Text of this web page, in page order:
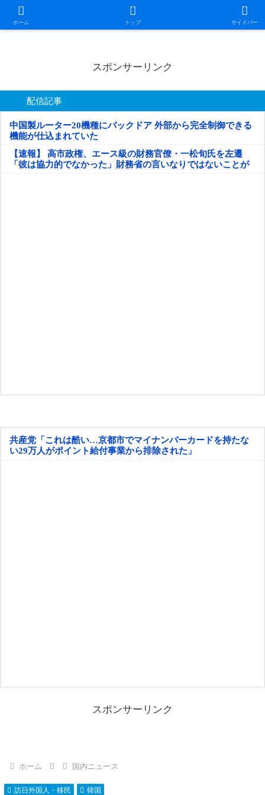
ホーム トップ サイドバー
日本第一！ニュース録
スポンサーリンク
配信記事
中国製ルーター20機種にバックドア 外部から完全制御できる
機能が仕込まれていた
【速報】 高市政権、エース級の財務官僚・一松旬氏を左遷
「彼は協力的でなかった」財務省の言いなりではないことが
判明
共産党「これは酷い…京都市でマイナンバーカードを持たな
い29万人がポイント給付事業から排除された」
スポンサーリンク
ホーム 国内ニュース
訪日外国人・移民 韓国